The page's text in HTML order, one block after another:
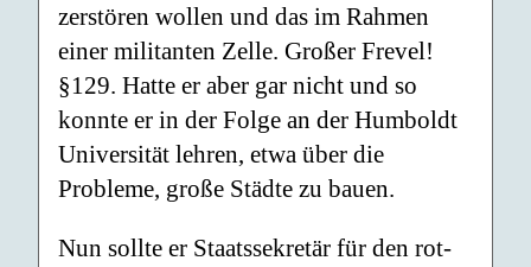
zerstören wollen und das im Rahmen
einer militanten Zelle. Großer Frevel!
§129. Hatte er aber gar nicht und so
konnte er in der Folge an der Humboldt
Universität lehren, etwa über die
Probleme, große Städte zu bauen.
Nun sollte er Staatssekretär für den rot-